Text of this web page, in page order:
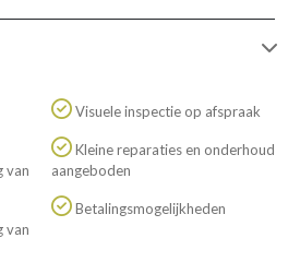
van
van
Visuele inspectie op afspraak
Kleine reparaties en onderhoud
aangeboden
Betalingsmogelijkheden